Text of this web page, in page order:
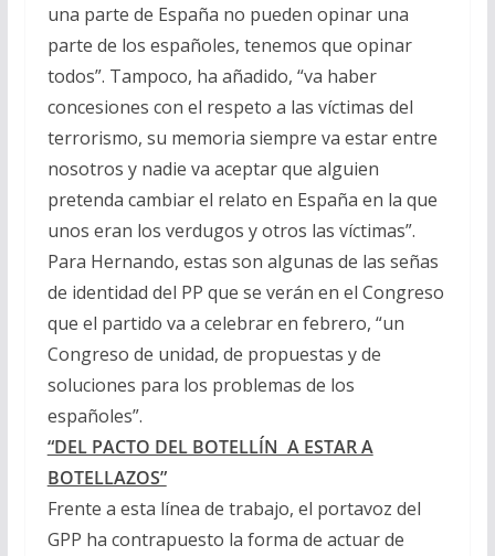
una parte de España no pueden opinar una
parte de los españoles, tenemos que opinar
todos”. Tampoco, ha añadido, “va haber
concesiones con el respeto a las víctimas del
terrorismo, su memoria siempre va estar entre
nosotros y nadie va aceptar que alguien
pretenda cambiar el relato en España en la que
unos eran los verdugos y otros las víctimas”.
Para Hernando, estas son algunas de las señas
de identidad del PP que se verán en el Congreso
que el partido va a celebrar en febrero, “un
Congreso de unidad, de propuestas y de
soluciones para los problemas de los
españoles”.
“DEL PACTO DEL BOTELLÍN A ESTAR A
BOTELLAZOS”
Frente a esta línea de trabajo, el portavoz del
GPP ha contrapuesto la forma de actuar de